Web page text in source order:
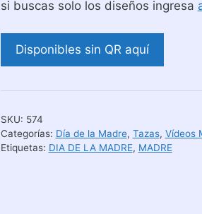
si buscas solo los diseños ingresa
Disponibles sin QR aquí
SKU: 574
Categorías: Día de la Madre, Tazas, Vídeos
Etiquetas: DIA DE LA MADRE, MADRE